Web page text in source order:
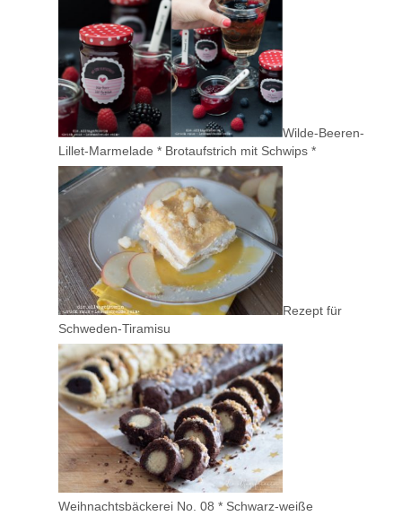
Wilde-Beeren-
Lillet-Marmelade * Brotaufstrich mit Schwips *
Rezept für
Schweden-Tiramisu
Weihnachtsbäckerei No. 08 * Schwarz-weiße